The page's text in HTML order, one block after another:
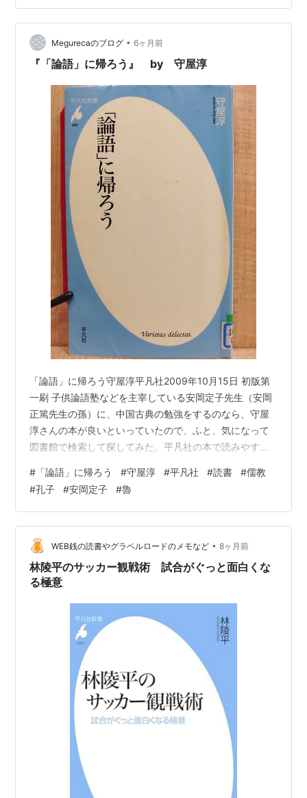
できたので、今回読んだ中には再読のものもあるが、改
めて猫という生き物は魅力的であるなあ、と。 この本の
冒頭は、そもそも猫の語源とは、というところから始ま
る…
Megurecaのブログ • 6ヶ月前
『「論語」に帰ろう』 by 守屋淳
「論語」に帰ろう守屋淳平凡社2009年10月15日 初版第
一刷 子供論語塾などを主宰している安岡定子先生（安岡
正篤先生の孫）に、中国古典の勉強をするのなら、守屋
淳さんの本が良いといっていたので、ふと、気になって
図書館で検索して探してみた。平凡社の本で読みやすそ
たらされてから１５００年、明治維新の志士も、高度経
済成長期の経営者も、為政者から庶民まで、みんな『論
語』で学んできた。一見、とっつきにくいけれど、ツボ
を押さえればよくわかる。ややこしい時代だからこそ、
『論語』を読む!大人になった今だから、日本人の基本、
『論語』が身に泌みる。”とある。 …
# 「論語」に帰ろう #守屋淳 #平凡社 #読書 #儒教
#孔子 #安岡定子 #魯
WEB銭の読書やグラベルロードのメモなど • 8ヶ月前
林陵平のサッカー観戦術 試合がぐっと面白くな
る極意